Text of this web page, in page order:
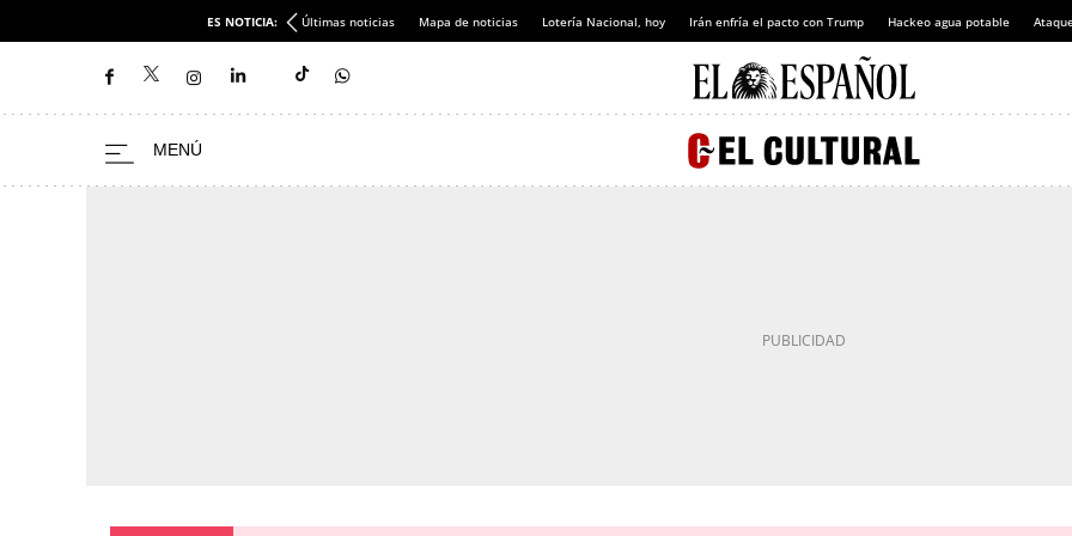
ES NOTICIA: Últimas noticias Mapa de noticias Lotería Nacional, hoy Irán enfría el pacto con Trump Hackeo agua potable